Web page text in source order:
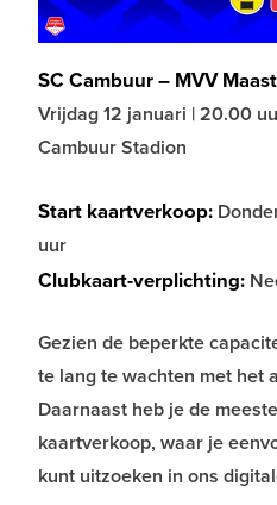
SC Cambuur – MVV
Vrijdag 12 januari | 20.00
Cambuur Stadion
Start kaartverkoop:
uur
Clubkaart-verplichting:
Gezien de beperkte
te lang te wachten met het
Daarnaast heb je de
kaartverkoop, waar je
kunt uitzoeken in ons